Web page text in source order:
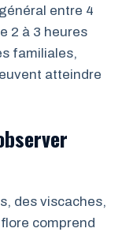
entre 4
2 à 3 heures
familiales,
atteindre
des viscaches,
comprend